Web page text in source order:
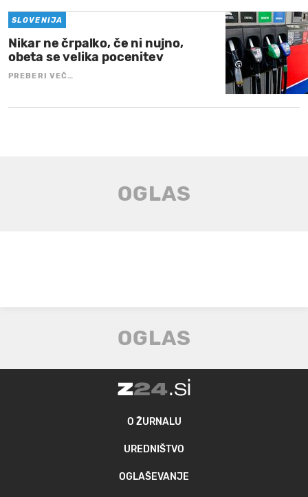
SLOVENIJA
Nikar ne črpalko, če ni nujno,
obeta se velika pocenitev
PREBERI VEČ…
O ŽURNALU
UREDNIŠTVO
OGLAŠEVANJE